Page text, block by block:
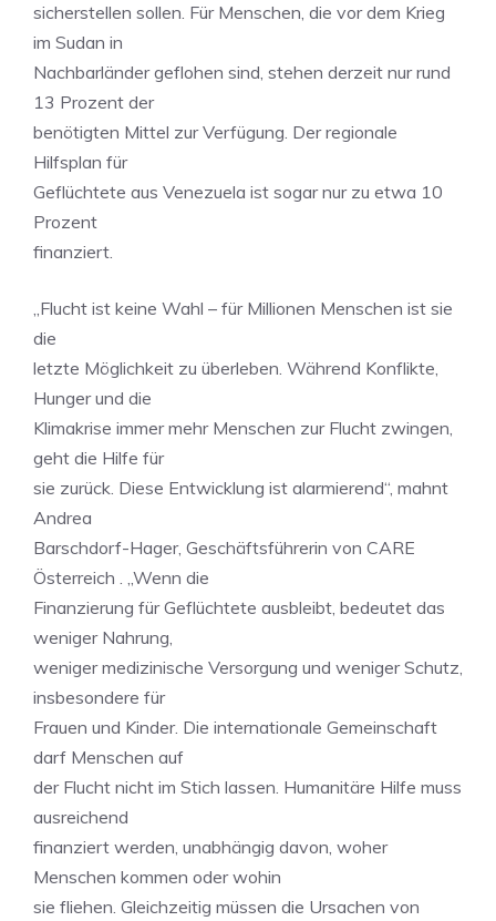
sicherstellen sollen. Für Menschen, die vor dem Krieg
im Sudan in
Nachbarländer geflohen sind, stehen derzeit nur rund
13 Prozent der
benötigten Mittel zur Verfügung. Der regionale
Hilfsplan für
Geflüchtete aus Venezuela ist sogar nur zu etwa 10
Prozent
finanziert.
„Flucht ist keine Wahl – für Millionen Menschen ist sie
die
letzte Möglichkeit zu überleben. Während Konflikte,
Hunger und die
Klimakrise immer mehr Menschen zur Flucht zwingen,
geht die Hilfe für
sie zurück. Diese Entwicklung ist alarmierend“, mahnt
Andrea
Barschdorf-Hager, Geschäftsführerin von CARE
Österreich . „Wenn die
Finanzierung für Geflüchtete ausbleibt, bedeutet das
weniger Nahrung,
weniger medizinische Versorgung und weniger Schutz,
insbesondere für
Frauen und Kinder. Die internationale Gemeinschaft
darf Menschen auf
der Flucht nicht im Stich lassen. Humanitäre Hilfe muss
ausreichend
finanziert werden, unabhängig davon, woher
Menschen kommen oder wohin
sie fliehen. Gleichzeitig müssen die Ursachen von